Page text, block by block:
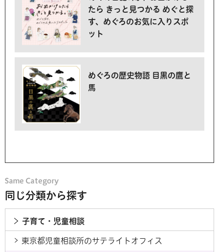
たら きっと見つかる めぐと探
す、めぐろのお気に入りスポ
ット
めぐろの歴史物語 目黒の鷹と
馬
同じ分類から探す
子育て・児童相談
東京都児童相談所のサテライトオフィス